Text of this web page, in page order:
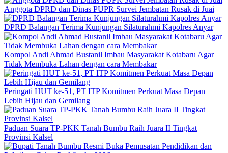
Anggota DPRD dan Dinas PUPR Survei Jembatan Rusak di Juai
DPRD Balangan Terima Kunjungan Silaturahmi Kapolres Anyar
Kompol Andi Ahmad Bustanil Imbau Masyarakat Kotabaru Agar
Tidak Membuka Lahan dengan cara Membakar
Peringati HUT ke-51, PT ITP Komitmen Perkuat Masa Depan
Lebih Hijau dan Gemilang
Paduan Suara TP-PKK Tanah Bumbu Raih Juara II Tingkat
Provinsi Kalsel